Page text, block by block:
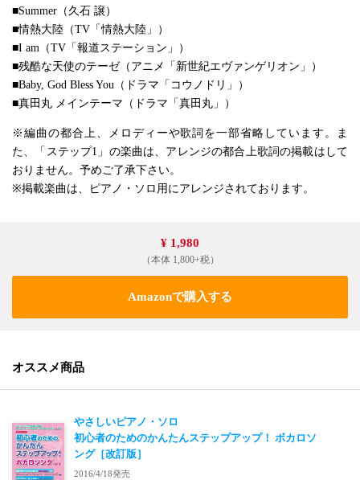
■Summer（久石 譲）
■情熱大陸（TV「情熱大陸」）
■I am（TV「報道ステーション」）
■残酷な天使のテーゼ（アニメ「新世紀エヴァンゲリオン」）
■Baby, God Bless You（ドラマ「コウノドリ」）
■真田丸 メインテーマ（ドラマ「真田丸」）
※編曲の都合上、メロディーや歌詞を一部省略しています。ま
た、「ステップ1」の楽曲は、アレンジの都合上歌詞の掲載はして
おりません。予めご了承下さい。
※掲載楽曲は、ピアノ・ソロ用にアレンジされております。
¥ 1,980
（本体 1,800+税）
Amazonで購入する
オススメ商品
やさしいピアノ・ソロ
初心者のためのかんたんステップアップ！ ボカロソ
ング［改訂版］
2016/4/18発売